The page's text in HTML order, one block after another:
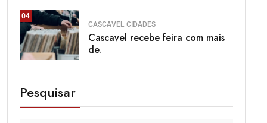
04
CASCAVEL CIDADES
Cascavel recebe feira com mais
de.
Pesquisar